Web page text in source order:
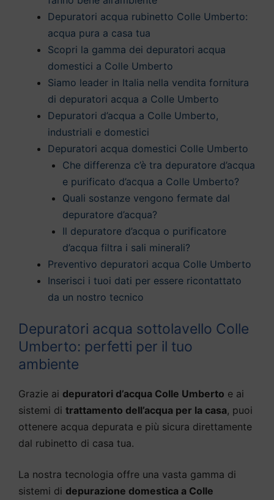
Depuratori acqua rubinetto Colle Umberto:
acqua pura a casa tua
Scopri la gamma dei depuratori acqua
domestici a Colle Umberto
Siamo leader in Italia nella vendita fornitura
di depuratori acqua a Colle Umberto
Depuratori d’acqua a Colle Umberto,
industriali e domestici
Depuratori acqua domestici Colle Umberto
Che differenza c’è tra depuratore d’acqua
e purificato d’acqua a Colle Umberto?
Quali sostanze vengono fermate dal
depuratore d’acqua?
Il depuratore d’acqua o purificatore
d’acqua filtra i sali minerali?
Preventivo depuratori acqua Colle Umberto
Inserisci i tuoi dati per essere ricontattato
da un nostro tecnico
Depuratori acqua sottolavello Colle
Umberto: perfetti per il tuo
ambiente
Grazie ai depuratori d’acqua Colle Umberto e ai
sistemi di trattamento dell’acqua per la casa, puoi
ottenere acqua depurata e più sicura direttamente
dal rubinetto di casa tua.
La nostra tecnologia offre una vasta gamma di
sistemi di depurazione domestica a Colle